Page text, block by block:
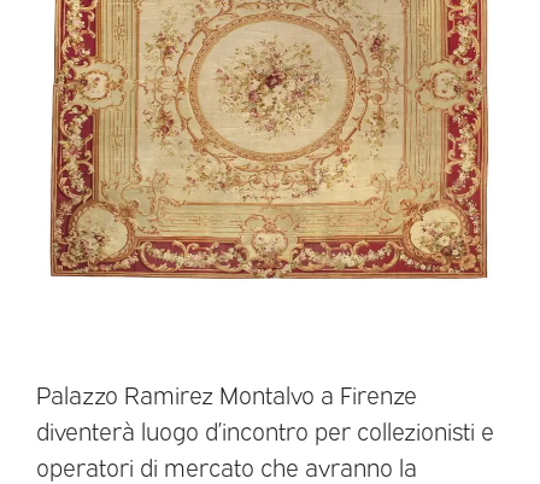
Palazzo Ramirez Montalvo a Firenze
diventerà luogo d’incontro per collezionisti e
operatori di mercato che avranno la